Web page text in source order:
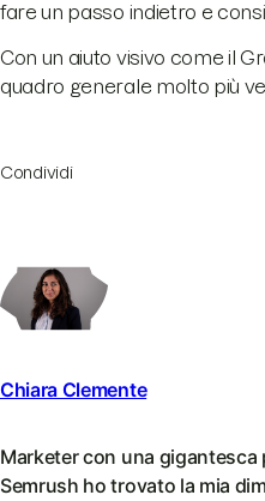
fare un passo indietro e
Con un aiuto visivo come il
quadro generale molto più
Condividi
Chiara Clemente
Marketer con una gigantesca
Semrush ho trovato la mia